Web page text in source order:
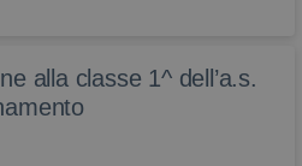
alla classe 1^ dell’a.s.